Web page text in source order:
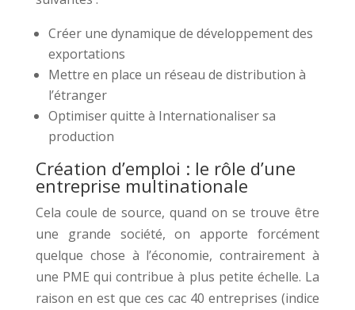
Créer une dynamique de développement des
exportations
Mettre en place un réseau de distribution à
l’étranger
Optimiser quitte à Internationaliser sa
production
Création d’emploi : le rôle d’une
entreprise multinationale
Cela coule de source, quand on se trouve être
une grande société, on apporte forcément
quelque chose à l’économie, contrairement à
une PME qui contribue à plus petite échelle. La
raison en est que ces cac 40 entreprises (indice